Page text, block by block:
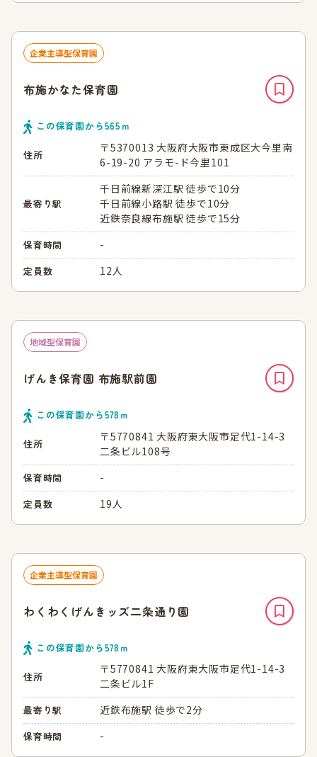
企業主導型保育園
布施かなた保育園
この保育園から565ｍ
住所
〒5370013 大阪府大阪市東成区大今里南
6-19-20 アラモ-ド今里101
最寄り駅
千日前線新深江駅 徒歩で10分
千日前線小路駅 徒歩で10分
近鉄奈良線布施駅 徒歩で15分
保育時間 -
定員数 12人
地域型保育園
げんき保育園 布施駅前園
この保育園から578ｍ
住所
〒5770841 大阪府東大阪市足代1-14-3
二条ビル108号
保育時間 -
定員数 19人
企業主導型保育園
わくわくげんきッズ二条通り園
この保育園から578ｍ
住所
〒5770841 大阪府東大阪市足代1-14-3
二条ビル1F
最寄り駅 近鉄布施駅 徒歩で2分
保育時間 -